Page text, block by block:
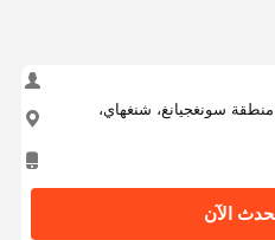
منطقة سونغجيانغ، شنغهاي،
الآن